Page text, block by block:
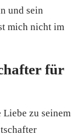
und sein
mich nicht im
für
zu seinem